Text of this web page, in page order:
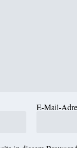
E-Mail-